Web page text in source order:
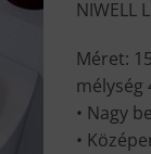
NIWELL
Méret:
mélység
• Nagy
•